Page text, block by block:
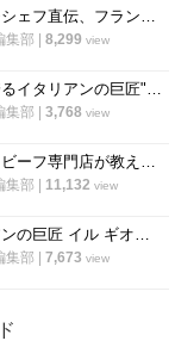
フレンチシェフ直伝、フランスの家庭料理『ジャガイモとミートソースのグラタン』の作り方
集部 8,299 view
京都が誇るイタリアンの巨匠"笹島シェフ"の料理動画第二弾！今度はリゾット！
集部 3,768 view
ローストビーフ専門店が教える、ローストビーフの作り方のすべて「ローストビーフの店 watanabe」
集部 11,132 view
イタリアンの巨匠 イル ギオットーネ笹島シェフ直伝「ボンゴレビアンコ」の作り方
集部 7,673 view